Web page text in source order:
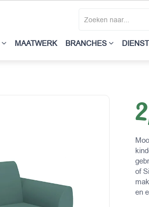
MAATWERK BRANCHES
of
en